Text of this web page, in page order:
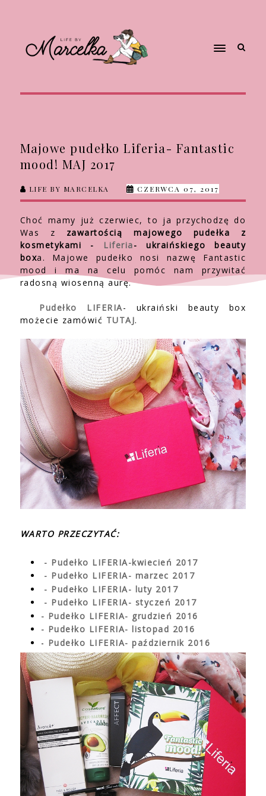
Majowe pudełko Liferia- Fantastic
mood! MAJ 2017
LIFE BY MARCELKA CZERWCA 07, 2017
Choć mamy już czerwiec, to ja przychodzę do
Was z zawartością majowego pudełka z
kosmetykami -
Liferia- ukraińskiego beauty
boxa. Majowe pudełko nosi nazwę Fantastic
mood i ma na celu pomóc nam przywitać
radosną wiosenną aurę.
Pudełko LIFERIA- ukraiński beauty box
możecie zamówić TUTAJ.
WARTO PRZECZYTAĆ:
- Pudełko LIFERIA-kwiecień 2017
- Pudełko LIFERIA- marzec 2017
- Pudełko LIFERIA- luty 2017
- Pudełko LIFERIA- styczeń 2017
- Pudełko LIFERIA- grudzień 2016
- Pudełko LIFERIA- listopad 2016
- Pudełko LIFERIA- październik 2016